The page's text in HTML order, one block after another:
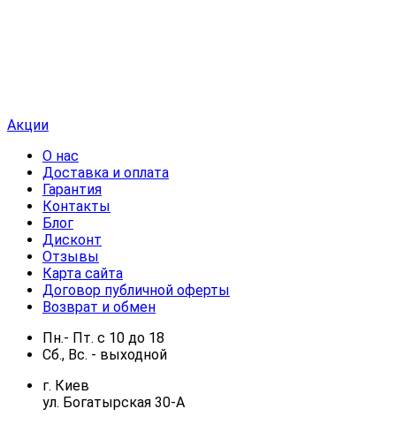
Акции
О нас
Доставка и оплата
Гарантия
Контакты
Блог
Дисконт
Отзывы
Карта сайта
Договор публичной оферты
Возврат и обмен
Пн.- Пт. с 10 до 18
Сб., Вс. - выходной
г. Киев
ул. Богатырская 30-А